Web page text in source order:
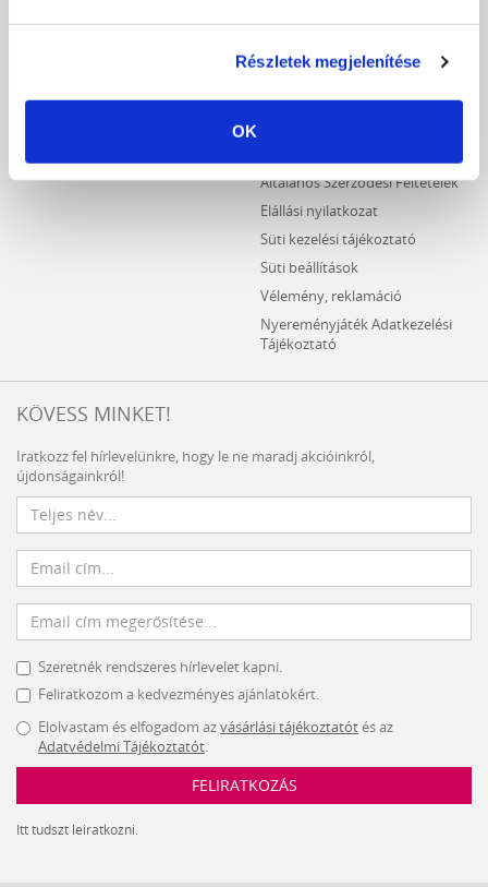
Részletek megjelenítése
OK
Vásárlói információk
Fizetési információk
Általános Szerződési Feltételek
Elállási nyilatkozat
Süti kezelési tájékoztató
Süti beállítások
Vélemény, reklamáció
Nyereményjáték Adatkezelési
Tájékoztató
KÖVESS MINKET!
Iratkozz fel hírlevelünkre, hogy le ne maradj akcióinkról,
újdonságainkról!
Szeretnék rendszeres hírlevelet kapni.
Feliratkozom a kedvezményes ajánlatokért.
Elolvastam és elfogadom azvásárlási tájékoztatótés az
Adatvédelmi Tájékoztatót.
FELIRATKOZÁS
Itt tudszt leiratkozni.